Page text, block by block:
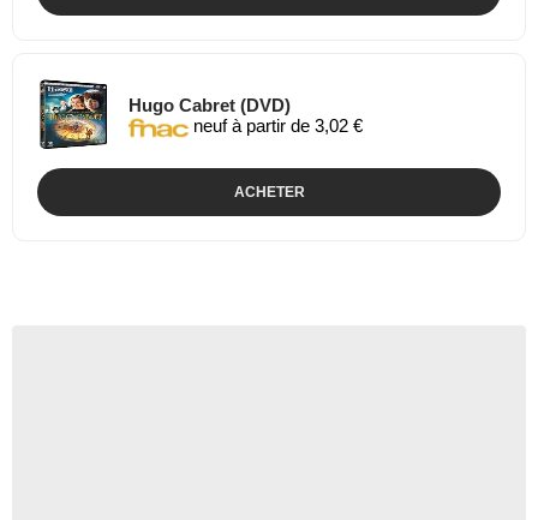
Hugo Cabret (DVD)
neuf à partir de 3,02 €
ACHETER